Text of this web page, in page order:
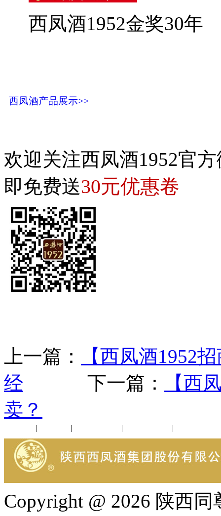
西凤酒1952金奖30年
西凤酒产品展示>>
欢迎关注西凤酒1952官
即免费送30元优惠卷
上一篇：
【西凤酒1952
经 下一篇：
【西
卖？
| | | |
Copyright @ 2026 陕西